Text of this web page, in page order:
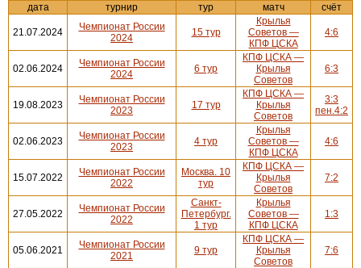
дата турнир тур матч счёт
21.07.2024
Чемпионат России
2024
15 тур
Крылья
Советов —
КПФ ЦСКА
4:6
02.06.2024
Чемпионат России
2024
6 тур
КПФ ЦСКА —
Крылья
Советов
6:3
19.08.2023
Чемпионат России
2023
17 тур
КПФ ЦСКА —
Крылья
Советов
3:3
пен.4:2
02.06.2023
Чемпионат России
2023
4 тур
Крылья
Советов —
КПФ ЦСКА
4:6
15.07.2022
Чемпионат России
2022
Москва. 10
тур
КПФ ЦСКА —
Крылья
Советов
7:2
27.05.2022
Чемпионат России
2022
Санкт-
Петербург.
1 тур
Крылья
Советов —
КПФ ЦСКА
1:3
05.06.2021
Чемпионат России
2021
9 тур
КПФ ЦСКА —
Крылья
Советов
7:6